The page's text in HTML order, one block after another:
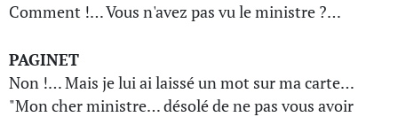
Comment !… Vous n'avez pas vu le ministre ?…
PAGINET
Non !… Mais je lui ai laissé un mot sur ma carte…
"Mon cher ministre… désolé de ne pas vous avoir